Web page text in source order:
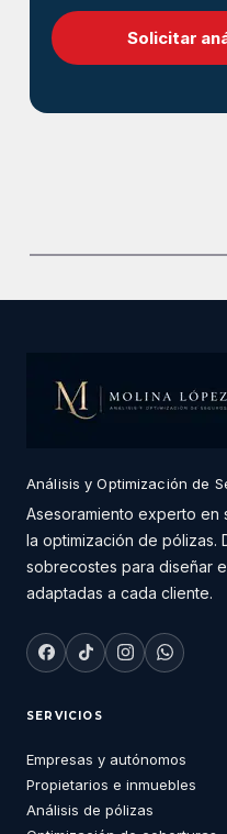
Solicitar
Análisis y Optimización de
Asesoramiento experto en
la optimización de pólizas.
sobrecostes para diseñar
adaptadas a cada cliente.
SERVICIOS
Empresas y autónomos
Propietarios e inmuebles
Análisis de pólizas